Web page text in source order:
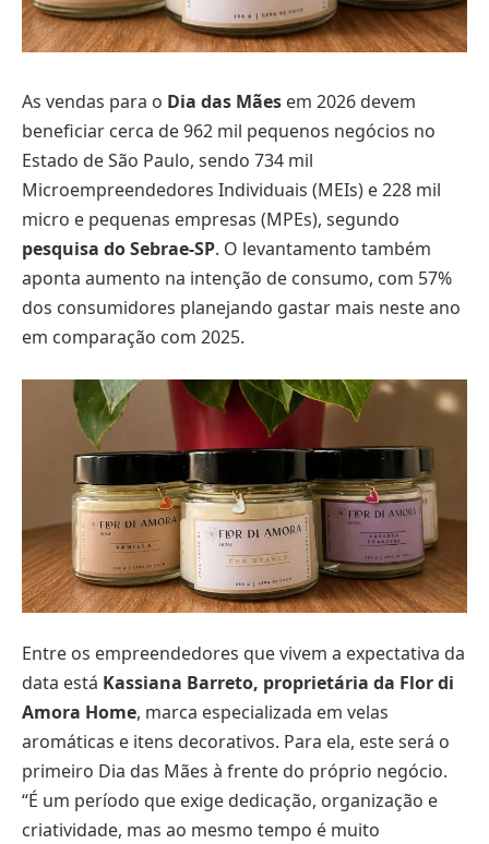
As vendas para o Dia das Mães em 2026 devem
beneficiar cerca de 962 mil pequenos negócios no
Estado de São Paulo, sendo 734 mil
Microempreendedores Individuais (MEIs) e 228 mil
micro e pequenas empresas (MPEs), segundo
pesquisa do Sebrae-SP. O levantamento também
aponta aumento na intenção de consumo, com 57%
dos consumidores planejando gastar mais neste ano
em comparação com 2025.
Entre os empreendedores que vivem a expectativa da
data está Kassiana Barreto, proprietária da Flor di
Amora Home, marca especializada em velas
aromáticas e itens decorativos. Para ela, este será o
primeiro Dia das Mães à frente do próprio negócio.
“É um período que exige dedicação, organização e
criatividade, mas ao mesmo tempo é muito